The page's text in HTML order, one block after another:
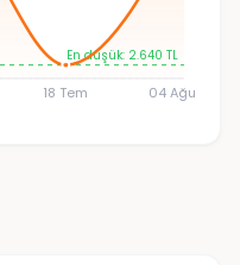
18 Tem 04 Ağu
En düşük: 2.640 TL